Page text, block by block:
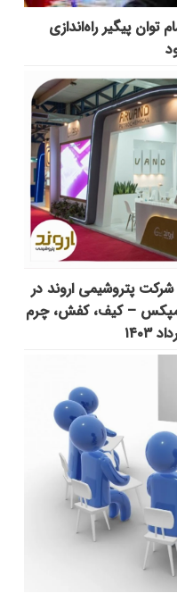
پیگیر راه‌اندازی
شرکت پتروشیمی اروند در
امپکس‌ – کیف، کفش، چرم